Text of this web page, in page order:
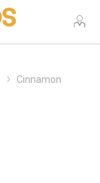
Cinnamon